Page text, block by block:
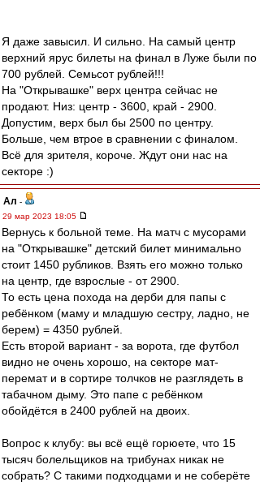
Я даже завысил. И сильно. На самый центр
верхний ярус билеты на финал в Луже были по
700 рублей. Семьсот рублей!!!
На "Открывашке" верх центра сейчас не
продают. Низ: центр - 3600, край - 2900.
Допустим, верх был бы 2500 по центру.
Больше, чем втрое в сравнении с финалом.
Всё для зрителя, короче. Ждут они нас на
секторе :)
Ал -
29 мар 2023 18:05
Вернусь к больной теме. На матч с мусорами
на "Открывашке" детский билет минимально
стоит 1450 рубликов. Взять его можно только
на центр, где взрослые - от 2900.
То есть цена похода на дерби для папы с
ребёнком (маму и младшую сестру, ладно, не
берем) = 4350 рублей.
Есть второй вариант - за ворота, где футбол
видно не очень хорошо, на секторе мат-
перемат и в сортире толчков не разглядеть в
табачном дыму. Это папе с ребёнком
обойдётся в 2400 рублей на двоих.
Вопрос к клубу: вы всё ещё горюете, что 15
тысяч болельщиков на трибунах никак не
собрать? С такими подходцами и не соберёте